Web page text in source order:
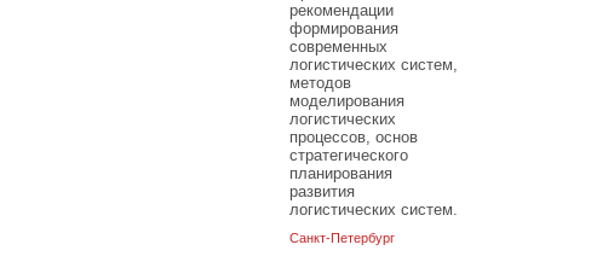
рекомендации
формирования
современных
логистических систем,
методов
моделирования
логистических
процессов, основ
стратегического
планирования
развития
логистических систем.
Санкт-Петербург